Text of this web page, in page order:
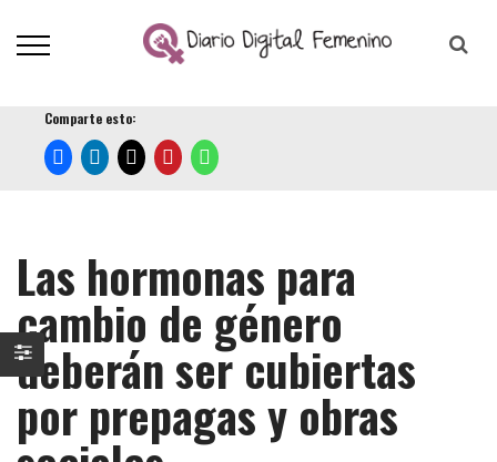
Comparte esto:
Las hormonas para
cambio de género
deberán ser cubiertas
por prepagas y obras